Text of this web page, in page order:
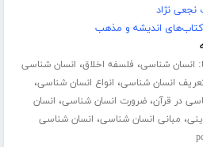
نجعی نژاد
کتاب‌های اندیشه و مذهب
انسان شناسی، فلسفه اخلاق، انسان شناسی
انسان شناسی، انواع انسان شناسی،
در قرآن،ضرورت انسان شناسی، انسان
، مبانی انسان شناسی، انسان شناسی